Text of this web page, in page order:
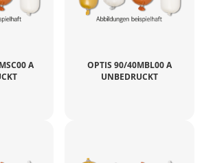
A
OPTIS 90/40MBL00 A
UNBEDRUCKT